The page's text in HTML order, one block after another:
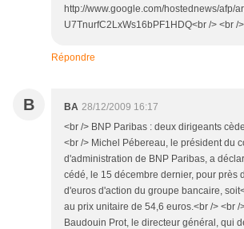
http://www.google.com/hostednews/afp/
U7TnurfC2LxWs16bPF1HDQ<br /> <br /
Répondre
B BA 28/12/2009 16:17
<br /> BNP Paribas : deux dirigeants
<br /> Michel Pébereau, le président du
d'administration de BNP Paribas, a
cédé, le 15 décembre dernier, pour près
d'euros d'action du groupe bancaire,
au prix unitaire de 54,6 euros.<br /> <br /
Baudouin Prot, le directeur général, qui